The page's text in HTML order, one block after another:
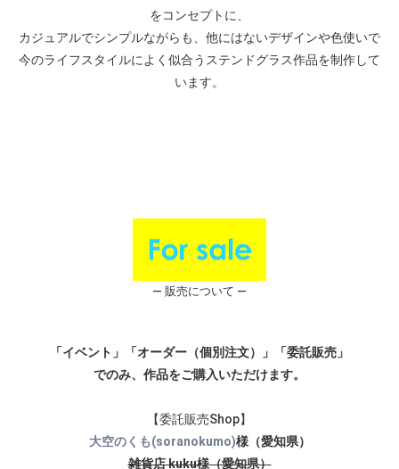
をコンセプトに、
カジュアルでシンプルながらも、他にはないデザインや色使いで
今のライフスタイルによく似合うステンドグラス作品を制作して
います。
― 販売について ―
「イベント」「オーダー（個別注文）」「委託販売」
でのみ、作品をご購入いただけます。
【委託販売Shop】
大空のくも(soranokumo)様（愛知県）
雑貨店 kuku様（愛知県）